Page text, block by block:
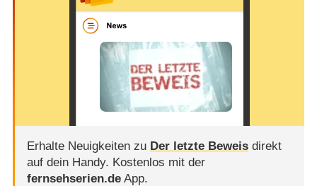
Erhalte Neuigkeiten zu Der letzte Beweisdirekt
auf dein Handy. Kostenlos mit der
fernsehserien.deApp.